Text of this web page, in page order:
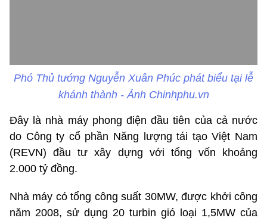
Phó Thủ tướng Nguyễn Xuân Phúc phát biểu tại lễ
khánh thành - Ảnh Chinhphu.vn
Đây là nhà máy phong điện đầu tiên của cả nước
do Công ty cổ phần Năng lượng tái tạo Việt Nam
(REVN) đầu tư xây dựng với tổng vốn khoảng
2.000 tỷ đồng.
Nhà máy có tổng công suất 30MW, được khởi công
năm 2008, sử dụng 20 turbin gió loại 1,5MW của